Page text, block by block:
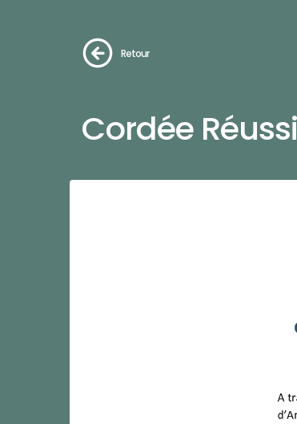
Retour
Cordée